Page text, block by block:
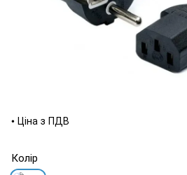
• Ціна з ПДВ
Колір